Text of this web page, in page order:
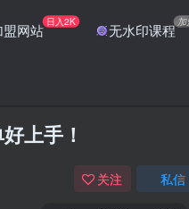
盟网站 日入2K 无水印课程
上手！
关注 私信